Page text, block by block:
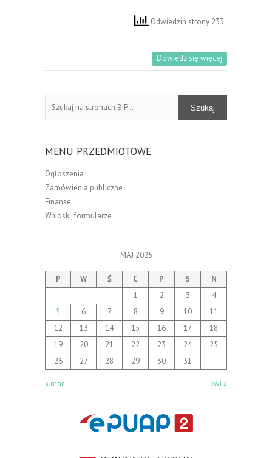
Odwiedzin strony 233
Dowiedz się więcej
Szukaj
MENU PRZEDMIOTOWE
Ogłoszenia
Zamówienia publiczne
Finanse
Wnioski, formularze
MAJ 2025
P W Ś C P S
N
1
2 3
4
5
6 7 8 9 10
11
12
13 14 15 16 17
18
19
20 21 22 23 24
25
26
27 28 29 30 31
« mar kwi »